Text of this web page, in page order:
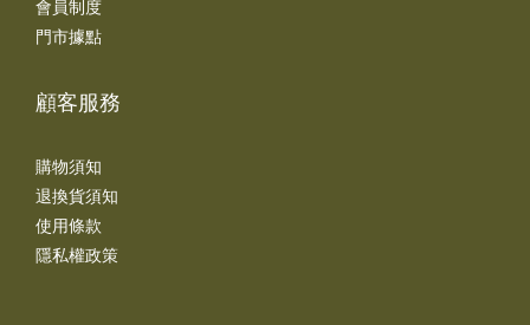
會員制度
門市據點
顧客服務
購物須知
退換貨須知
使用條款
隱私權政策